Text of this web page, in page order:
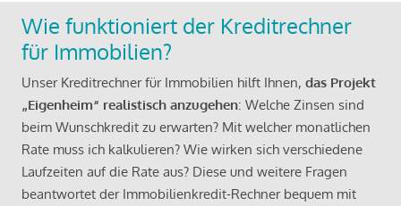
Wie funktioniert der Kreditrechner
für Immobilien?
Unser Kreditrechner für Immobilien hilft Ihnen, das Projekt
„Eigenheim“ realistisch anzugehen: Welche Zinsen sind
beim Wunschkredit zu erwarten? Mit welcher monatlichen
Rate muss ich kalkulieren? Wie wirken sich verschiedene
Laufzeiten auf die Rate aus? Diese und weitere Fragen
beantwortet der Immobilienkredit-Rechner bequem mit